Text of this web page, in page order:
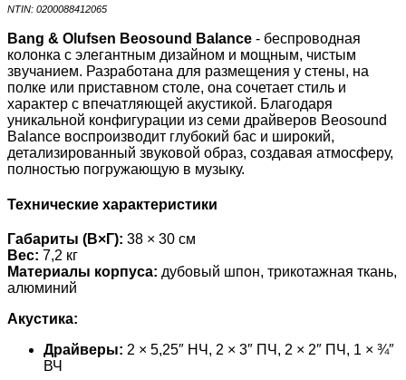
NTIN: 0200088412065
Bang & Olufsen Beosound Balance - беспроводная
колонка с элегантным дизайном и мощным, чистым
звучанием. Разработана для размещения у стены, на
полке или приставном столе, она сочетает стиль и
характер с впечатляющей акустикой. Благодаря
уникальной конфигурации из семи драйверов Beosound
Balance воспроизводит глубокий бас и широкий,
детализированный звуковой образ, создавая атмосферу,
полностью погружающую в музыку.
Технические характеристики
Габариты (В×Г): 38 × 30 см
Вес: 7,2 кг
Материалы корпуса: дубовый шпон, трикотажная ткань,
алюминий
Акустика:
Драйверы: 2 × 5,25″ НЧ, 2 × 3″ ПЧ, 2 × 2″ ПЧ, 1 × ¾″
ВЧ